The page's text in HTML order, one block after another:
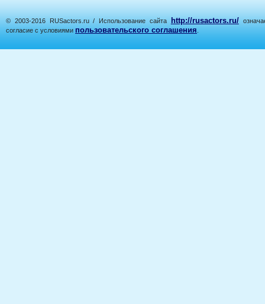
© 2003-2016 RUSactors.ru / Использование сайта http://rusactors.ru/
согласие с условиями пользовательского соглашения